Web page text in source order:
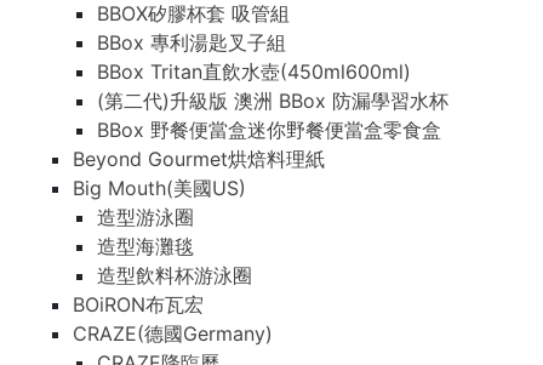
BBOX矽膠杯套 吸管組
BBox 專利湯匙叉子組
BBox Tritan直飲水壺(450ml600ml)
(第二代)升級版 澳洲 BBox 防漏學習水杯
BBox 野餐便當盒迷你野餐便當盒零食盒
Beyond Gourmet烘焙料理紙
Big Mouth(美國US)
造型游泳圈
造型海灘毯
造型飲料杯游泳圈
BOiRON布瓦宏
CRAZE(德國Germany)